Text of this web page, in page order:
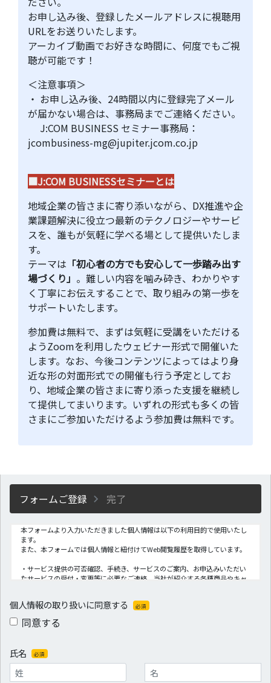
お申し込み後、登録したメールアドレスに視聴用
URLをお送りいたします。
アーカイブ動画でお好きな時間に、何度でもご視
聴が可能です！
＜注意事項＞
・ お申し込み後、24時間以内に登録完了メール
が届かない場合は、事務局までご連絡ください。
J:COM BUSINESS セミナー事務局：
jcombusiness-mg@jupiter.jcom.co.jp
■J:COM BUSINESSセミナーとは
地域企業の皆さまに寄り添いながら、DX推進や企
業課題解決に役立つ最新のテクノロジーやサービ
スを、誰もが気軽に学べる場として提供いたしま
す。
テーマは 「初心者の方でも安心して一歩踏み出す
場づくり」 。難しい内容を噛み砕き、わかりやす
く丁寧にお伝えすることで、取り組みの第一歩を
サポートいたします。
参加費は無料で、まずは気軽に受講をいただける
ようZoomを利用したウェビナー形式で開催いた
します。なお、今後コンテンツによってはより身
近な形の対面形式での開催も行う予定としてお
り、地域企業の皆さまに寄り添った支援を継続し
て提供してまいります。いずれの形式も多くの皆
さまにご参加いただけるよう参加費は無料です。
フォームご登録 完了
本フォームより入力いただきました個人情報は以下の利用目的で使用いたし
ます。
また、本フォームでは個人情報と紐付けてWeb閲覧履歴を取得しています。
・サービス提供の可否確認、手続き、サービスのご案内、お申込みいただい
たサービスの受付・変更等に必要なご連絡、当社が紹介する各種商品やキャ
め。
・お客さまのテレビの視聴状況やSmart TV Box・Smart J:COMBox・イン
いてアンケート調査及びその分析を行い、設備の保守及び新規サービスの開
発やサービスレベルの維持・向上を図りあるいは集計・分析を行い、統計資
料を作成するため。
個人情報の取り扱いに同意する 必須
同意する
氏名 必須